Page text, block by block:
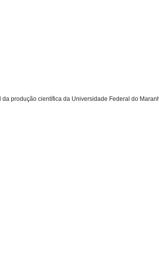
produção científica da Universidade Federal do